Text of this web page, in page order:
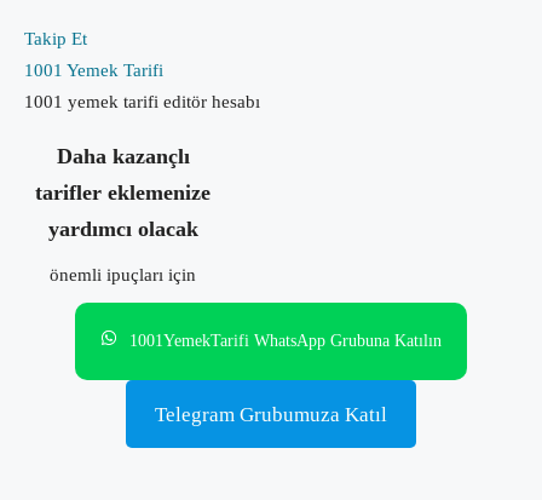
Takip Et
1001 Yemek Tarifi
1001 yemek tarifi editör hesabı
Daha kazançlı
tarifler eklemenize
yardımcı olacak
önemli ipuçları için
1001YemekTarifi WhatsApp Grubuna Katılın
Telegram Grubumuza Katıl